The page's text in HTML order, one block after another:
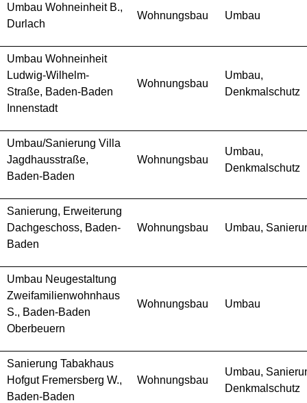
Umbau Wohneinheit B.,
Durlach
Wohnungsbau Umbau
Umbau Wohneinheit
Ludwig-Wilhelm-
Straße, Baden-Baden
Innenstadt
Wohnungsbau
Umbau,
Denkmalschutz
Umbau/Sanierung Villa
Jagdhausstraße,
Baden-Baden
Wohnungsbau
Umbau,
Denkmalschutz
Sanierung, Erweiterung
Dachgeschoss, Baden-
Baden
Wohnungsbau Umbau,
Umbau Neugestaltung
Zweifamilienwohnhaus
S., Baden-Baden
Oberbeuern
Wohnungsbau Umbau
Sanierung Tabakhaus
Hofgut Fremersberg W.,
Baden-Baden
Wohnungsbau
Umbau,
Denkmalschutz